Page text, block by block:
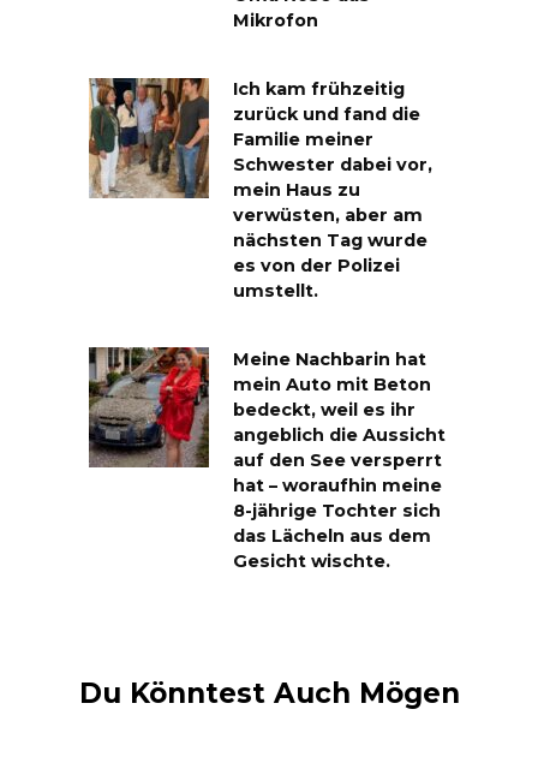
Mikrofon
Ich kam frühzeitig
zurück und fand die
Familie meiner
Schwester dabei vor,
mein Haus zu
verwüsten, aber am
nächsten Tag wurde
es von der Polizei
umstellt.
Meine Nachbarin hat
mein Auto mit Beton
bedeckt, weil es ihr
angeblich die Aussicht
auf den See versperrt
hat – woraufhin meine
8-jährige Tochter sich
das Lächeln aus dem
Gesicht wischte.
Du Könntest Auch Mögen